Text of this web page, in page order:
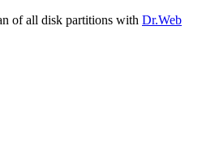
of all disk partitions with Dr.Web